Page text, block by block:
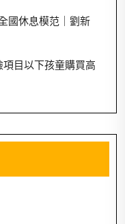
國休息模范｜劉新
目以下孩童購買高